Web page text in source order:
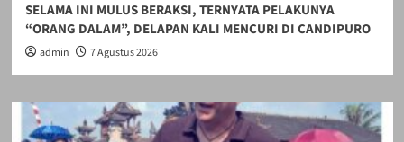
SELAMA INI MULUS BERAKSI, TERNYATA PELAKUNYA
“ORANG DALAM”, DELAPAN KALI MENCURI DI CANDIPURO
admin 7 Agustus 2026